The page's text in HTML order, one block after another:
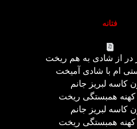
فتانه
در از شادی به هم ریخت
ام با شادی آمیخت
کاسه لبریز جانم
همبستگی ریخت
کاسه لبریز جانم
همبستگی ریخت